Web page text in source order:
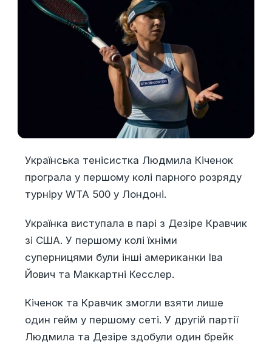
Українська тенісистка Людмила Кіченок
програла у першому колі парного розряду
турніру WTA 500 у Лондоні.
Українка виступала в парі з Дезіре Кравчик
зі США. У першому колі їхніми
суперницями були інші американки Іва
Йович та Маккартні Кесслер.
Кіченок та Кравчик змогли взяти лише
один гейм у першому сеті. У другій партії
Людмила та Дезіре здобули один брейк